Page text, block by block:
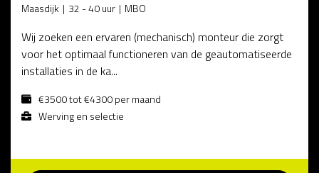
Maasdijk 32 - 40 uur MBO
Wij zoeken een ervaren (mechanisch) monteur die zorgt
voor het optimaal functioneren van de geautomatiseerde
installaties in de ka...
€3500 tot €4300 per maand
Werving en selectie